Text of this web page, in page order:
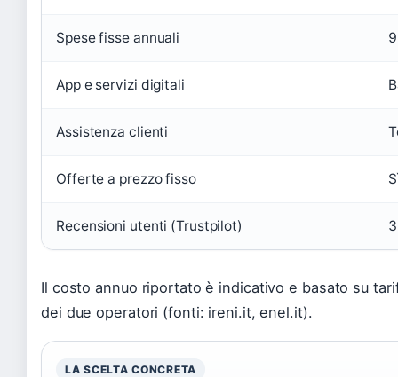
Spese fisse annuali
App e servizi digitali
Assistenza clienti
Offerte a prezzo fisso
Recensioni utenti (Trustpilot)
Il costo annuo riportato è indicativo e basato su
dei due operatori (fonti: ireni.it, enel.it).
LA SCELTA CONCRETA